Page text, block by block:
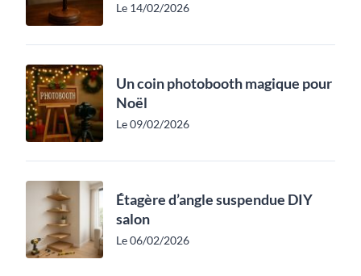
Le 14/02/2026
Un coin photobooth magique pour
Noël
Le 09/02/2026
Étagère d’angle suspendue DIY
salon
Le 06/02/2026